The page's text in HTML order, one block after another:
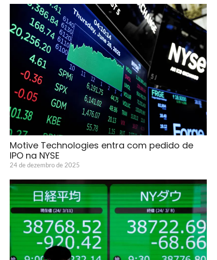
Motive Technologies entra com pedido de
IPO na NYSE
24 de dezembro de 2025